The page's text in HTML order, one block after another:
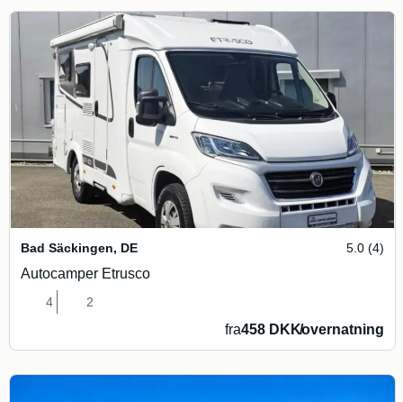
Bad Säckingen, DE 5.0 (4)
Autocamper Etrusco
4 2
fra458 DKK/overnatning